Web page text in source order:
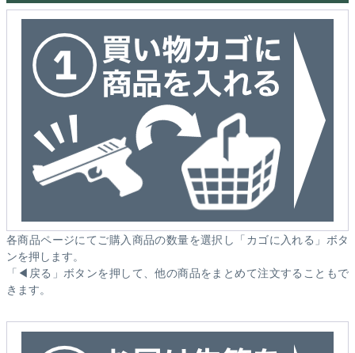
各商品ページにてご購入商品の数量を選択し「カゴに入れる」ボタ
ンを押します。
「◀戻る」ボタンを押して、他の商品をまとめて注文することもで
きます。